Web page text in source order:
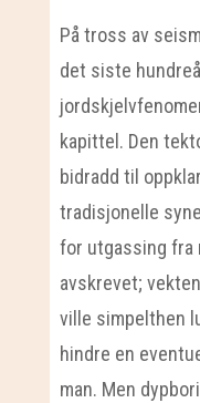
På tross av
det siste
kapittel. Den
bidradd til
tradisjonelle
for utgassing fra
avskrevet;
ville simpelthen
hindre en
man. Men